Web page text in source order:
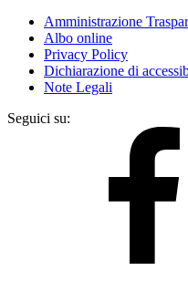
Amministrazione
Albo online
Privacy Policy
Dichiarazione di
Note Legali
Seguici su: